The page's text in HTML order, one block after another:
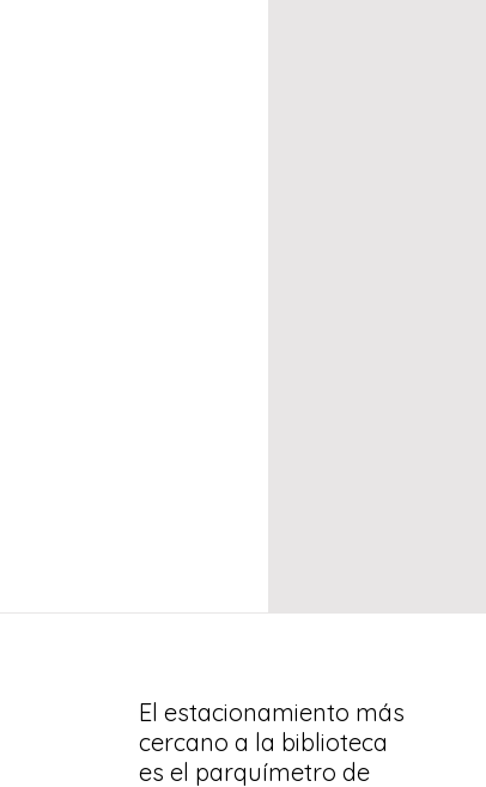
El estacionamiento más
cercano a la biblioteca
es el parquímetro de